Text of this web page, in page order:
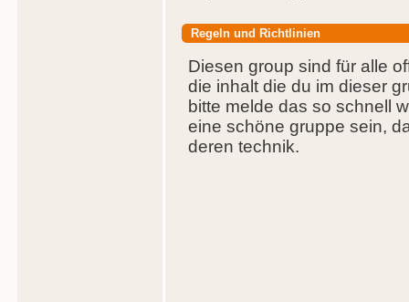
Regeln und Richtlinien
Diesen group sind für alle
die inhalt die du im dieser
bitte melde das so schnell
eine schöne gruppe sein,
deren technik.